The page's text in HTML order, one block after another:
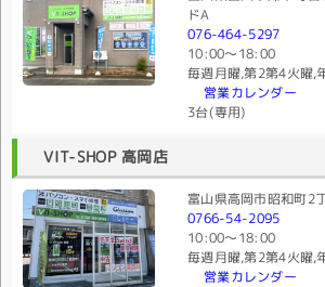
ドA
076-464-5297
10:00〜18:00
毎週月曜,第2第4火曜,
営業カレンダー
3台(専用)
VIT-SHOP 高岡店
富山県高岡市昭和町2
0766-54-2095
10:00〜18:00
毎週月曜,第2第4火曜,
営業カレンダー